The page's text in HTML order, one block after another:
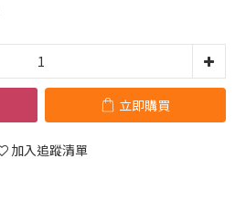
立即購買
加入追蹤清單